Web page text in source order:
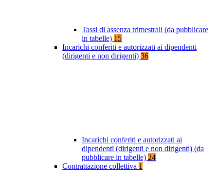
Tassi di assenza trimestrali (da pubblicare
in tabelle) 15
Incarichi conferiti e autorizzati ai dipendenti
(dirigenti e non dirigenti) 36
Incarichi conferiti e autorizzati ai
dipendenti (dirigenti e non dirigenti) (da
pubblicare in tabelle) 24
Contrattazione collettiva 1